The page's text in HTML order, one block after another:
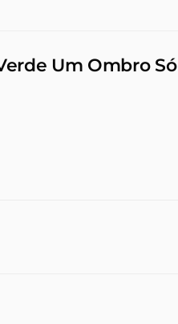
Um Ombro Só